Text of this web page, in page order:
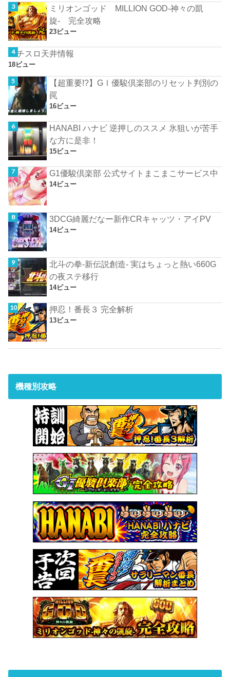
ミリオンゴッド MILLION GOD-神々の凱
旋- 完全攻略
23ビュー
パチスロ天井情報
18ビュー
【超重要!?】GⅠ優駿倶楽部のリセット判別の
罠
16ビュー
HANABI ハナビ 逆押しのススメ 氷狙いが苦手
な方に是非！
15ビュー
G1優駿倶楽部 公式サイトまこまこサービス中
14ビュー
3DCG綺麗だなー新作CRキャッツ・アイPV
14ビュー
北斗の拳-新伝説創造- 実はちょっと熱い660G
の夜ステ移行
14ビュー
押忍！番長３ 完全解析
13ビュー
機種別攻略